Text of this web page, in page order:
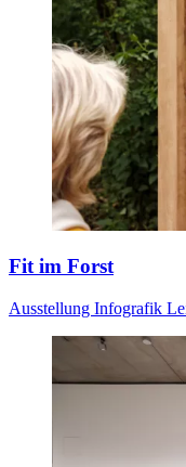
Fit im Forst
Ausstellung Infografik